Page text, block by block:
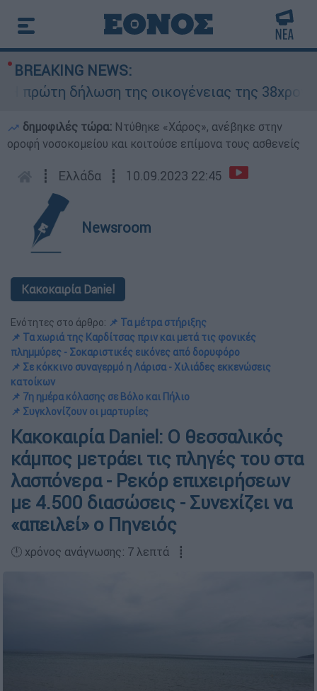
BREAKING NEWS:
της οικογένειας της 38χρονης
δημοφιλές τώρα: Ντύθηκε «Χάρος», ανέβηκε στην
οροφή νοσοκομείου και κοιτούσε επίμονα τους ασθενείς
┋ Ελλάδα ┋ 10.09.2023 22:45
Newsroom
Κακοκαιρία Daniel
Ενότητες στο άρθρο: 📌 Τα μέτρα στήριξης
📌 Τα χωριά της Καρδίτσας πριν και μετά τις φονικές
πλημμύρες - Σοκαριστικές εικόνες από δορυφόρο
📌 Σε κόκκινο συναγερμό η Λάρισα - Χιλιάδες εκκενώσεις
κατοίκων
📌 7η ημέρα κόλασης σε Βόλο και Πήλιο
📌 Συγκλονίζουν οι μαρτυρίες
Κακοκαιρία Daniel: O θεσσαλικός
κάμπος μετράει τις πληγές του στα
λασπόνερα - Ρεκόρ επιχειρήσεων
με 4.500 διασώσεις - Συνεχίζει να
«απειλεί» ο Πηνειός
🕛 χρόνος ανάγνωσης: 7 λεπτά ┋